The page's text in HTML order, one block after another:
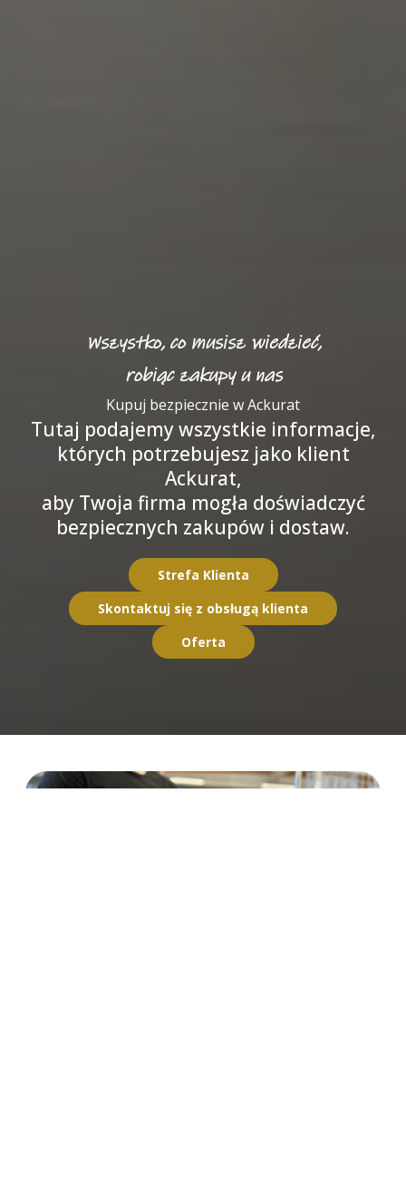
Wszystko, co musisz wiedzieć,
robiąc zakupy u nas
Kupuj bezpiecznie w Ackurat
Tutaj podajemy wszystkie informacje,
których potrzebujesz jako klient
Ackurat,
aby Twoja firma mogła doświadczyć
bezpiecznych zakupów i dostaw.
Strefa Klienta
Skontaktuj się z obsługą klienta
Oferta